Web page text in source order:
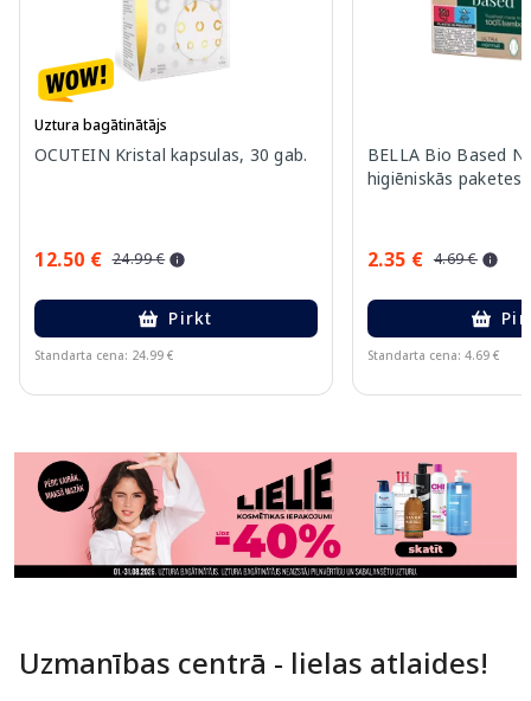
Uztura bagātinātājs
OCUTEIN Kristal kapsulas, 30 gab.
12.50 € 24.99 €
Pirkt
Standarta cena: 24.99 €
BELLA Bio Based
higiēniskās
2.35 € 4.69 €
Standarta cena: 4.69 €
Uzmanības centrā - lielas atlaides!